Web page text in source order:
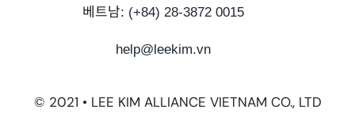
베트남: (+84) 28-3872 0015
help@leekim.vn
© 2021 • LEE KIM ALLIANCE VIETNAM CO., LTD